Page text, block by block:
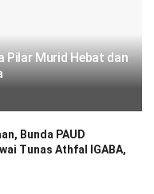
Pilar Murid Hebat dan
Bunda PAUD
Tunas Athfal IGABA,